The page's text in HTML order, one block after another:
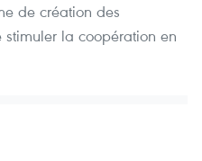
de création des
la coopération en